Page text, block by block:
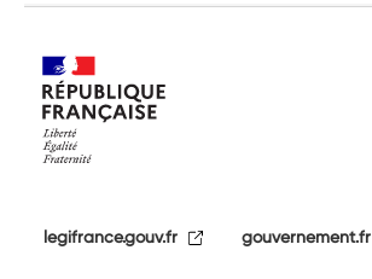
legifrance.gouv.fr gouvernement.fr